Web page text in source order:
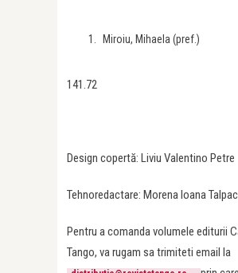
Miroiu, Mihaela (pref.)
141.72
Design copertă: Liviu Valentino Petre
Tehnoredactare: Morena Ioana Talpac
Pentru a comanda volumele editurii
Tango, va rugam sa trimiteti email la